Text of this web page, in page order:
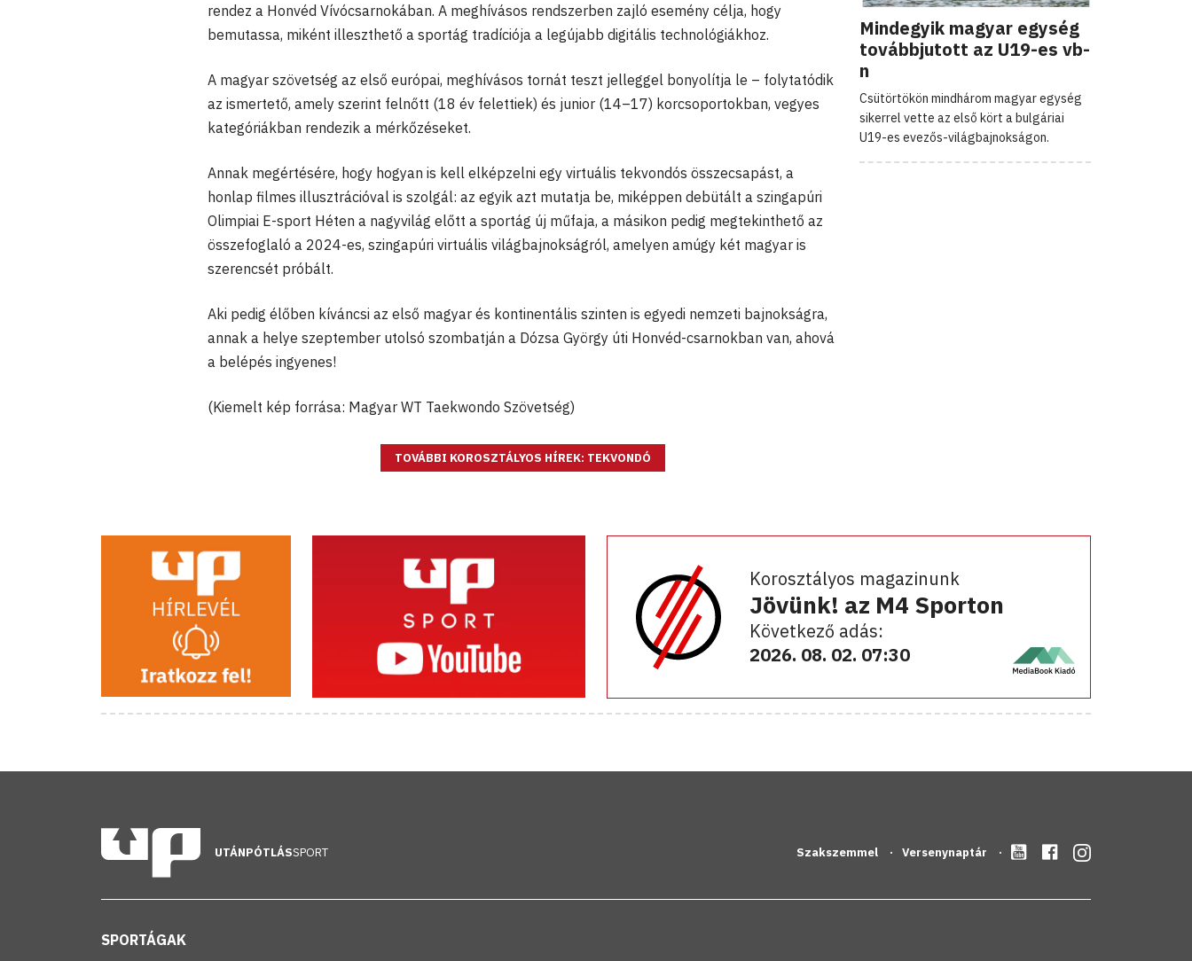
rendez a Honvéd Vívócsarnokában. A meghívásos rendszerben zajló esemény célja, hogy
bemutassa, miként illeszthető a sportág tradíciója a legújabb digitális technológiákhoz.
A magyar szövetség az első európai, meghívásos tornát teszt jelleggel bonyolítja le – folytatódik
az ismertető, amely szerint felnőtt (18 év felettiek) és junior (14–17) korcsoportokban, vegyes
kategóriákban rendezik a mérkőzéseket.
Annak megértésére, hogy hogyan is kell elképzelni egy virtuális tekvondós összecsapást, a
honlap filmes illusztrációval is szolgál: az egyik azt mutatja be, miképpen debütált a szingapúri
Olimpiai E-sport Héten a nagyvilág előtt a sportág új műfaja, a másikon pedig megtekinthető az
összefoglaló a 2024-es, szingapúri virtuális világbajnokságról, amelyen amúgy két magyar is
szerencsét próbált.
Aki pedig élőben kíváncsi az első magyar és kontinentális szinten is egyedi nemzeti bajnokságra,
annak a helye szeptember utolsó szombatján a Dózsa György úti Honvéd-csarnokban van, ahová
a belépés ingyenes!
(Kiemelt kép forrása: Magyar WT Taekwondo Szövetség)
TOVÁBBI KOROSZTÁLYOS HÍREK: TEKVONDÓ
Mindegyik magyar egység
továbbjutott az U19-es vb-
n
Csütörtökön mindhárom magyar egység
sikerrel vette az első kört a bulgáriai
U19-es evezős-világbajnokságon.
Korosztályos magazinunk
Jövünk! az M4 Sporton
Következő adás:
2026. 08. 02. 07:30
UTÁNPÓTLÁSSPORT Szakszemmel Versenynaptár
SPORTÁGAK